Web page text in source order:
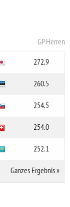
GP Herren
272.9
260.5
254.5
254.0
252.1
Ganzes Ergebnis»